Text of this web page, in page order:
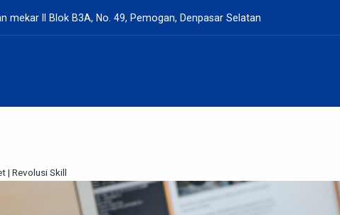
mekar II Blok B3A, No. 49, Pemogan, Denpasar Selatan
| Revolusi Skill